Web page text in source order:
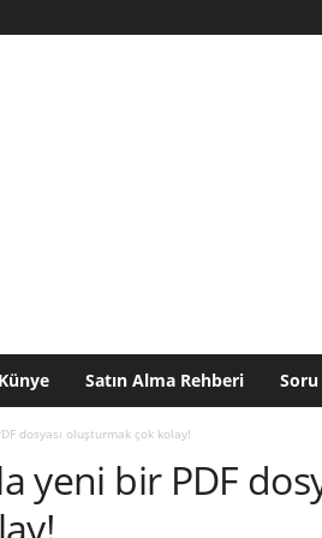
Künye Satın Alma Rehberi Soru
dosyası oluşturmak çok kolay!
yeni bir PDF